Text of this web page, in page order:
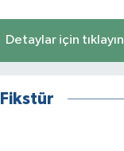
Detaylar için tıklayın